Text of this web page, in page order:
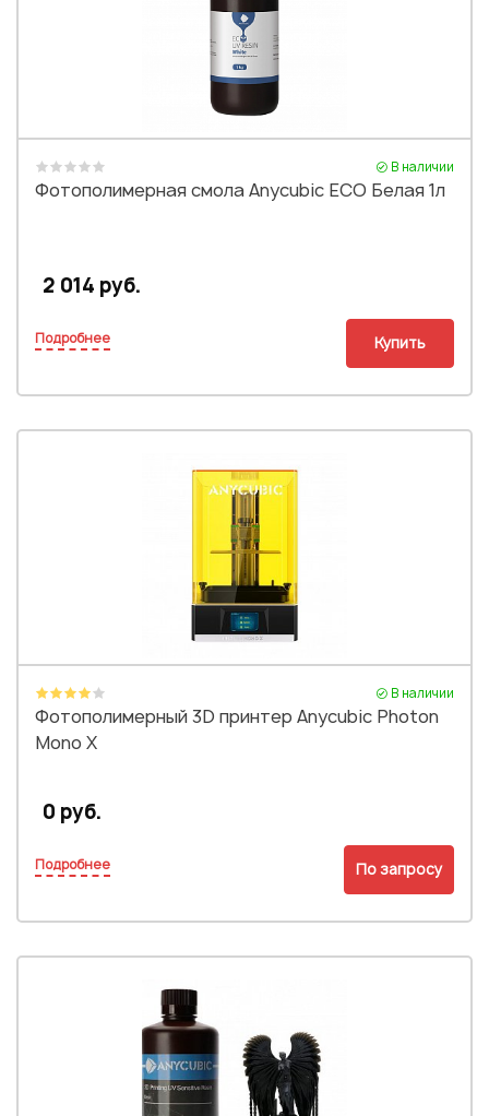
В наличии
Фотополимерная смола Anycubic ECO Белая 1л
2 014 руб.
Подробнее Купить
В наличии
Фотополимерный 3D принтер Anycubic Photon
Mono X
0 руб.
Подробнее По запросу
Нажимая на кнопку "Отправить", вы даете согласие на обработку
персональных данных
Нажимая на кнопку "Отправить", вы даете согласие на обработку
Или войти через соц сети
ВОЙТИ ЧЕРЕЗ GOOGLE
Отправить
Нажимая на кнопку "Отправить", вы даете согласие на обработку
персональных данных